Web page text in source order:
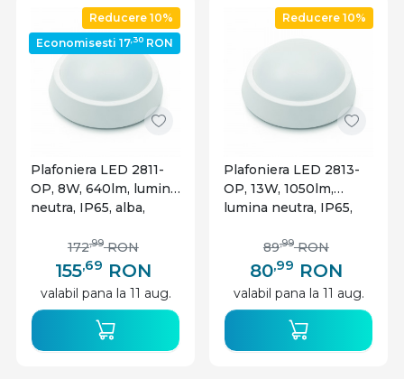
Reducere 10%
Economisesti 17,30 RON
Plafoniera LED 2811-
OP, 8W, 640lm, lumina
neutra, IP65, alba,
155,69 RON
172,99 RON
valabil pana la 11 aug.
Reducere 10%
Plafoniera LED 2813-
OP, 13W, 1050lm,
lumina neutra, IP65,
80,99 RON
89,99 RON
valabil pana la 11 aug.